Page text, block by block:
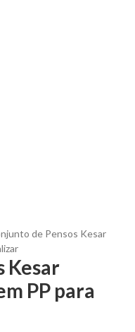
de Pensos Kesar
Kesar
PP para